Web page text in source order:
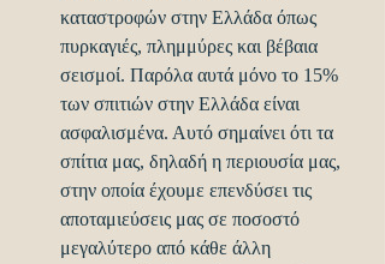
καταστροφών στην Ελλάδα όπως
πυρκαγιές, πλημμύρες και βέβαια
σεισμοί. Παρόλα αυτά μόνο το 15%
των σπιτιών στην Ελλάδα είναι
ασφαλισμένα. Αυτό σημαίνει ότι τα
σπίτια μας, δηλαδή η περιουσία μας,
στην οποία έχουμε επενδύσει τις
αποταμιεύσεις μας σε ποσοστό
μεγαλύτερο από κάθε άλλη